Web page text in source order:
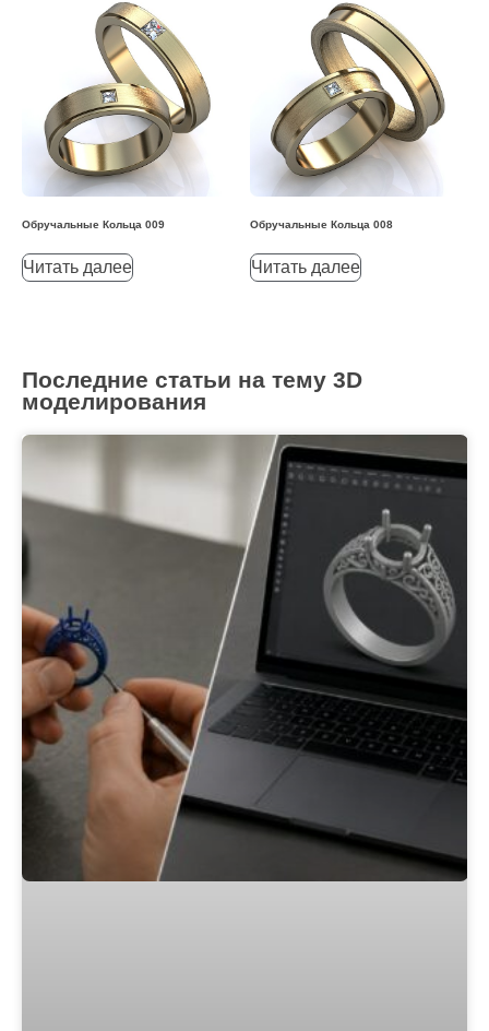
Обручальные Кольца 009
Читать далее
Обручальные Кольца 008
Читать далее
Последние статьи на тему 3D
моделирования